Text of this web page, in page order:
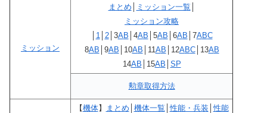
ミッション
まとめ ミッション一覧
ミッション攻略
1 2│3AB │4AB │5AB │6AB │7ABC
8AB │9AB │10AB │11AB │12ABC│13AB
14AB │15AB SP
勲章取得方法
【機体】 まとめ 機体一覧 │性能・兵装 │性能